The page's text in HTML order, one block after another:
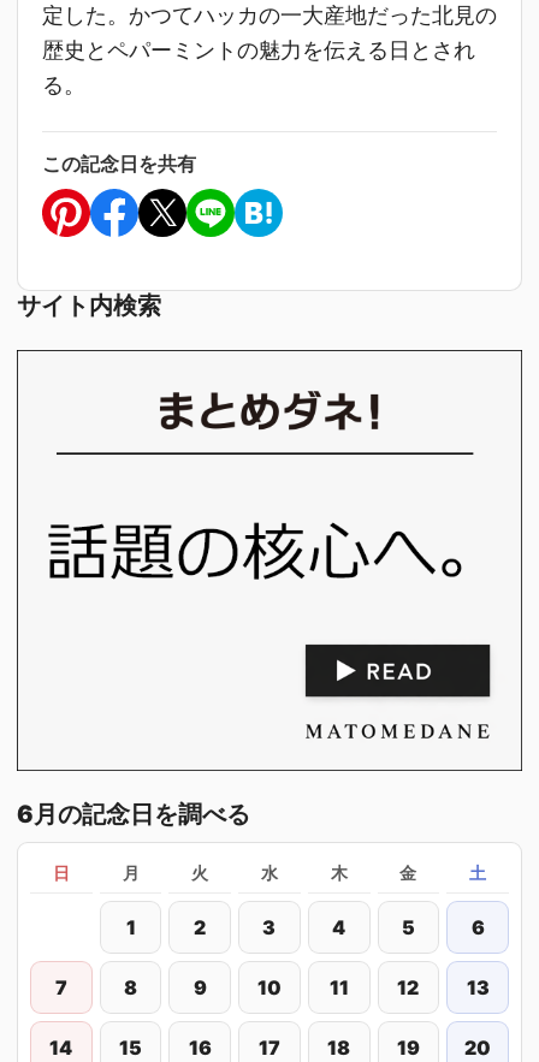
定した。かつてハッカの一大産地だった北見の
歴史とペパーミントの魅力を伝える日とされ
る。
この記念日を共有
サイト内検索
6月の記念日を調べる
日 月 火 水 木 金 土
1 2 3 4 5 6
7 8 9 10 11 12 13
14 15 16 17 18 19 20